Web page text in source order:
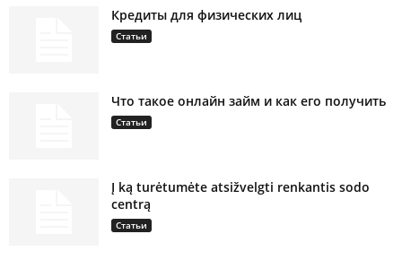
Кредиты для физических лиц
Статьи
Что такое онлайн займ и как его получить
Статьи
Į ką turėtumėte atsižvelgti renkantis sodo
centrą
Статьи